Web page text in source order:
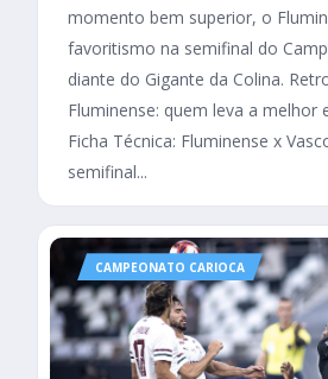
momento bem superior, o
favoritismo na semifinal do
diante do Gigante da Colina.
Fluminense: quem leva a melhor
Ficha Técnica: Fluminense x
semifinal...
CAMPEONATO CARIOCA